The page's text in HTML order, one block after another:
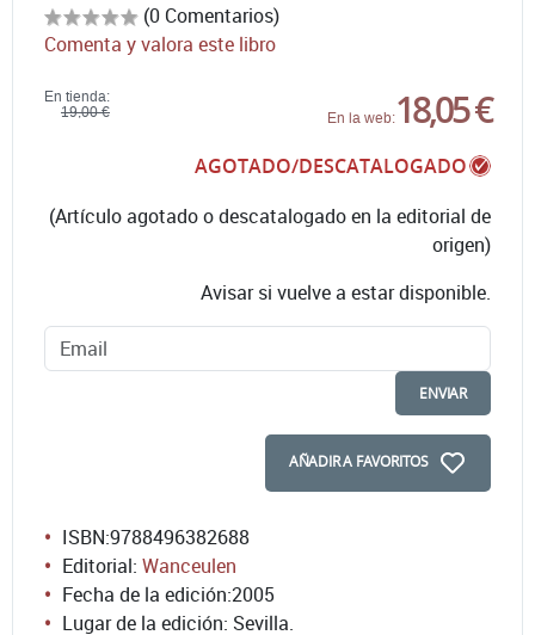
(0 Comentarios)
Comenta y valora este libro
En tienda:
19,00 €
En la web:18,05 €
AGOTADO/DESCATALOGADO
(Artículo agotado o descatalogado en la editorial de
origen)
Avisar si vuelve a estar disponible.
ENVIAR
AÑADIR A FAVORITOS
ISBN:9788496382688
Editorial: Wanceulen
Fecha de la edición:2005
Lugar de la edición: Sevilla.